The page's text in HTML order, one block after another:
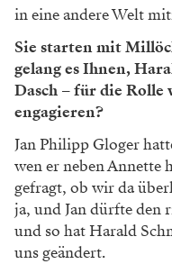
in eine andere Welt
Sie starten mit
gelang es Ihnen,
Dasch – für die
engagieren?
Jan Philipp Gloger
wen er neben Annette
gefragt, ob wir da
ja, und Jan dürfte den
und so hat Harald
uns geändert.